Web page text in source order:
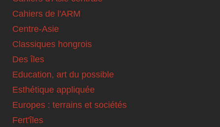
Cahiers de l'ARM
Centre-Asie
Classiques hongrois
Des îles
Education, art du possible
Esthétique appliquée
Europes : terrains et sociétés
Fert'îles